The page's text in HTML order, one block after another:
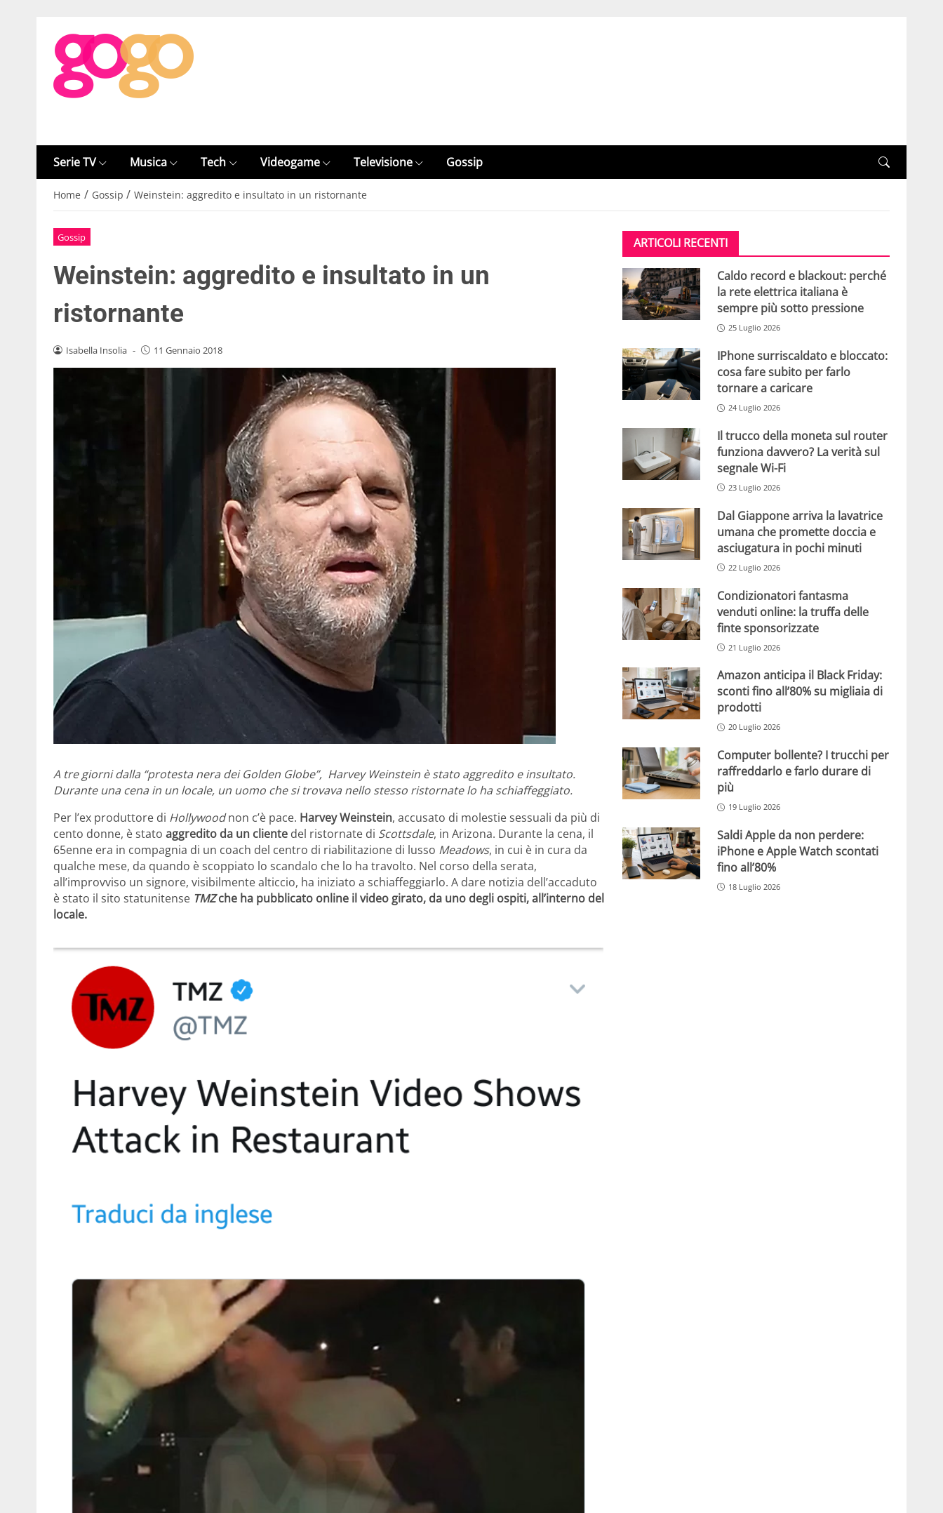
Serie TV Musica Tech Videogame Televisione Gossip
Home / Gossip / Weinstein: aggredito e insultato in un ristornante
Gossip
Weinstein: aggredito e insultato in un
ristornante
Isabella Insolia - 11 Gennaio 2018
A tre giorni dalla “protesta nera dei Golden Globe”, Harvey Weinstein è stato aggredito e insultato.
Durante una cena in un locale, un uomo che si trovava nello stesso ristornate lo ha schiaffeggiato.
Per l’ex produttore di Hollywoodnon c’è pace. Harvey Weinstein, accusato di molestie sessuali da più di
cento donne, è stato aggredito da un cliente del ristornate di Scottsdale, in Arizona. Durante la cena, il
65enne era in compagnia di un coach del centro di riabilitazione di lusso Meadows, in cui è in cura da
qualche mese, da quando è scoppiato lo scandalo che lo ha travolto. Nel corso della serata,
all’improvviso un signore, visibilmente alticcio, ha iniziato a schiaffeggiarlo. A dare notizia dell’accaduto
è stato il sito statunitense TMZ che ha pubblicato online il video girato, da uno degli ospiti, all’interno del
locale.
ARTICOLI RECENTI
Caldo record e blackout: perché
la rete elettrica italiana è
sempre più sotto pressione
25 Luglio 2026
IPhone surriscaldato e bloccato:
cosa fare subito per farlo
tornare a caricare
24 Luglio 2026
Il trucco della moneta sul router
funziona davvero? La verità sul
segnale Wi-Fi
23 Luglio 2026
Dal Giappone arriva la lavatrice
umana che promette doccia e
asciugatura in pochi minuti
22 Luglio 2026
Condizionatori fantasma
venduti online: la truffa delle
finte sponsorizzate
21 Luglio 2026
Amazon anticipa il Black Friday:
sconti fino all’80% su migliaia di
prodotti
20 Luglio 2026
Computer bollente? I trucchi per
raffreddarlo e farlo durare di
più
19 Luglio 2026
Saldi Apple da non perdere:
iPhone e Apple Watch scontati
fino all’80%
18 Luglio 2026